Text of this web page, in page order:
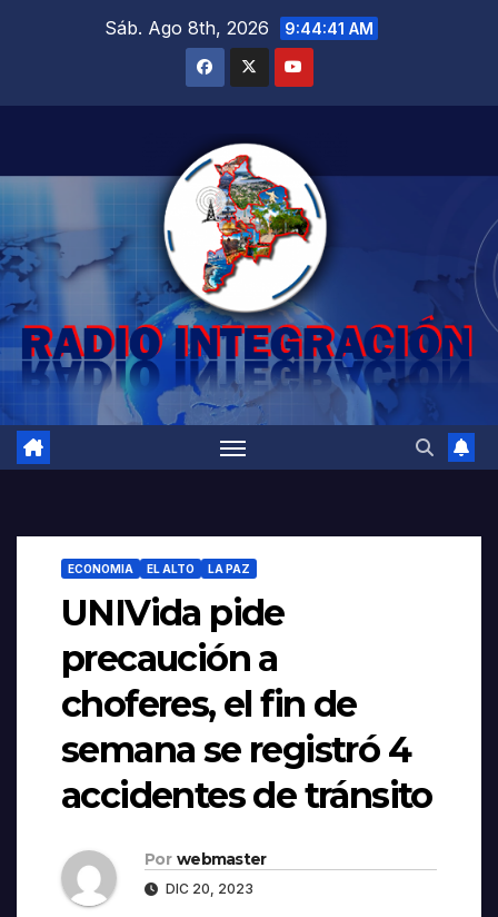
Sáb. Ago 8th, 2026 9:44:42 AM
ECONOMIA EL ALTO LA PAZ
UNIVida pide
precaución a
choferes, el fin de
semana se registró 4
accidentes de tránsito
Por webmaster
DIC 20, 2023